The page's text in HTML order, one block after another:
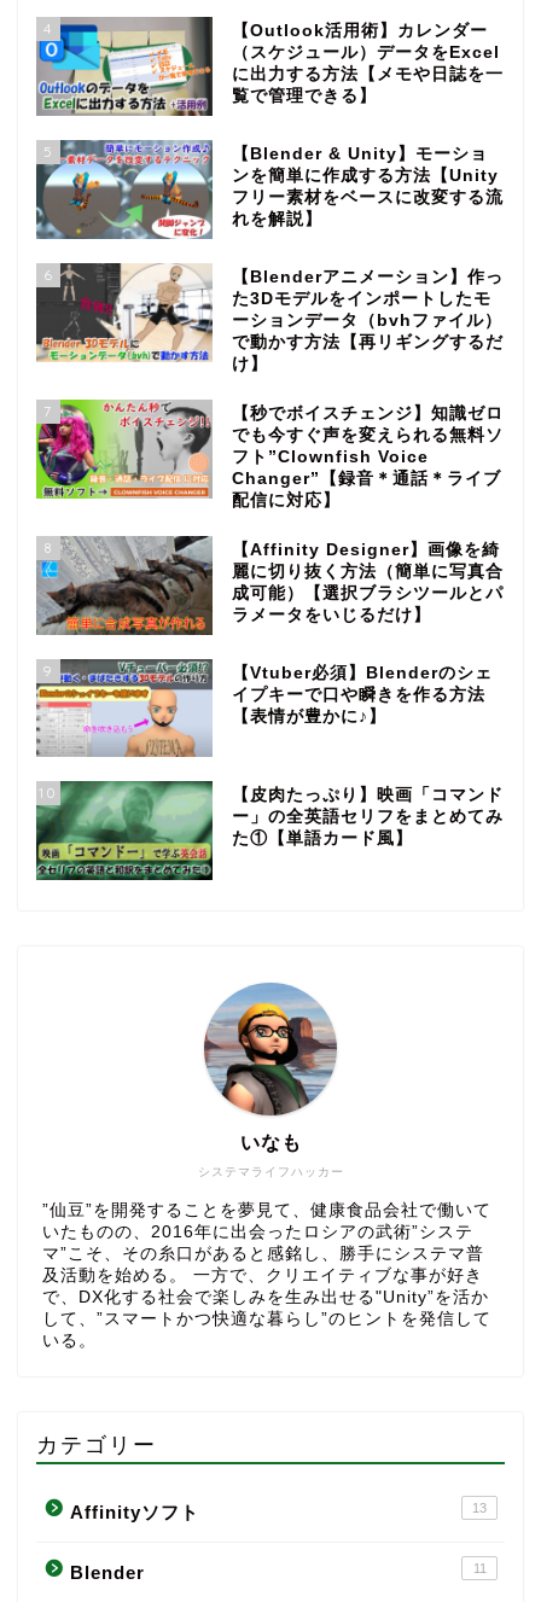
4
【Outlook活用術】カレンダー
（スケジュール）データをExcel
に出力する方法【メモや日誌を一
覧で管理できる】
5
【Blender & Unity】モーショ
ンを簡単に作成する方法【Unity
フリー素材をベースに改変する流
れを解説】
6
【Blenderアニメーション】作っ
た3Dモデルをインポートしたモ
ーションデータ（bvhファイル）
で動かす方法【再リギングするだ
け】
7
【秒でボイスチェンジ】知識ゼロ
でも今すぐ声を変えられる無料ソ
フト”Clownfish Voice
Changer”【録音＊通話＊ライブ
配信に対応】
8
【Affinity Designer】画像を綺
麗に切り抜く方法（簡単に写真合
成可能）【選択ブラシツールとパ
ラメータをいじるだけ】
9
【Vtuber必須】Blenderのシェ
イプキーで口や瞬きを作る方法
【表情が豊かに♪】
10
【皮肉たっぷり】映画「コマンド
ー」の全英語セリフをまとめてみ
た①【単語カード風】
システマライフハッカー
いなも
”仙豆”を開発することを夢見て、健康食品会社で働いて
いたものの、2016年に出会ったロシアの武術”システ
マ”こそ、その糸口があると感銘し、勝手にシステマ普
及活動を始める。 一方で、クリエイティブな事が好き
で、DX化する社会で楽しみを生み出せる"Unity”を活か
して、”スマートかつ快適な暮らし”のヒントを発信して
いる。
カテゴリー
Affinityソフト 13
Blender 11